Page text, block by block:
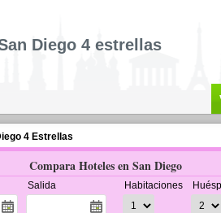
Diego 4 estrellas
4 Estrellas
Compara Hoteles en San Diego
Salida Habitaciones